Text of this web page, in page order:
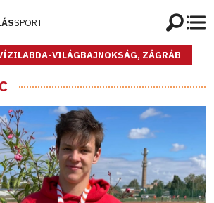
SPORT
VILÁGBAJNOKSÁG, ZÁGRÁB